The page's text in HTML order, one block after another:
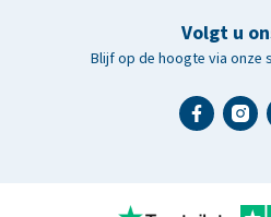
Volgt u
Blijf op de hoogte via onze